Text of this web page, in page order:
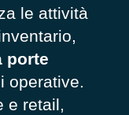
le attività
porte
operative.
e retail,